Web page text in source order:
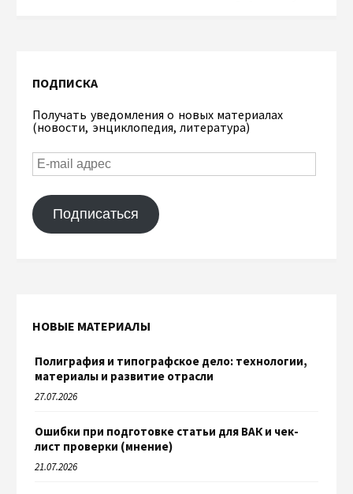
ПОДПИСКА
Получать уведомления о новых материалах
(новости, энциклопедия, литература)
Подписаться
НОВЫЕ МАТЕРИАЛЫ
Полиграфия и типографское дело: технологии,
материалы и развитие отрасли
27.07.2026
Ошибки при подготовке статьи для ВАК и чек-
лист проверки (мнение)
21.07.2026